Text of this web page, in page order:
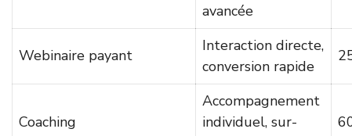
avancée
Webinaire payant
Interaction directe,
conversion rapide
Coaching
Accompagnement
individuel, sur-